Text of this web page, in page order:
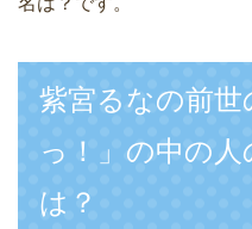
紫宮るなの前
っ！」の中の
は？